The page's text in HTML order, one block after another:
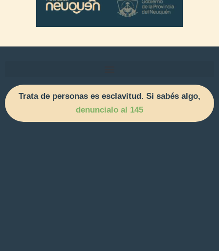
Trata de personas es esclavitud. Si sabés algo,
denuncialo al 145